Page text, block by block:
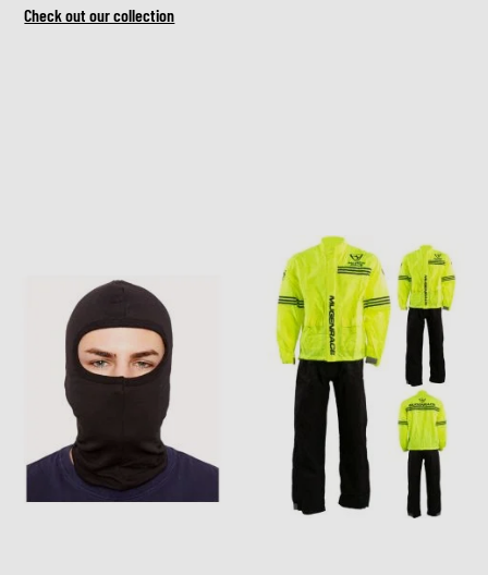
Check out our collection